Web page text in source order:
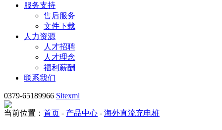
服务支持
售后服务
文件下载
人力资源
人才招聘
人才理念
福利薪酬
联系我们
0379-65189966 Sitexml
当前位置： 首页 - 产品中心 - 海外直流充电桩